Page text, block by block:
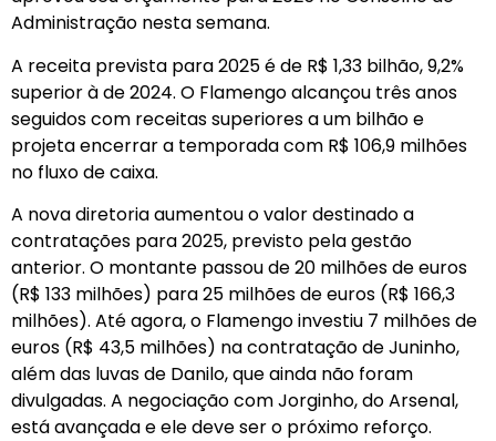
Administração nesta semana.
A receita prevista para 2025 é de R$ 1,33 bilhão, 9,2%
superior à de 2024. O Flamengo alcançou três anos
seguidos com receitas superiores a um bilhão e
projeta encerrar a temporada com R$ 106,9 milhões
no fluxo de caixa.
A nova diretoria aumentou o valor destinado a
contratações para 2025, previsto pela gestão
anterior. O montante passou de 20 milhões de euros
(R$ 133 milhões) para 25 milhões de euros (R$ 166,3
milhões). Até agora, o Flamengo investiu 7 milhões de
euros (R$ 43,5 milhões) na contratação de Juninho,
além das luvas de Danilo, que ainda não foram
divulgadas. A negociação com Jorginho, do Arsenal,
está avançada e ele deve ser o próximo reforço.